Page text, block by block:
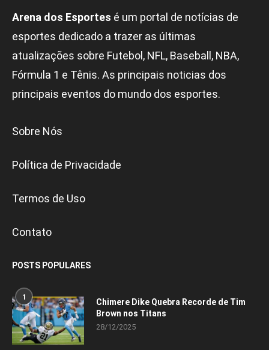
Arena dos Esportes é um portal de notícias de
esportes dedicado a trazer as últimas
atualizações sobre Futebol, NFL, Baseball, NBA,
Fórmula 1 e Tênis. As principais noticias dos
principais eventos do mundo dos esportes.
Sobre Nós
Política de Privacidade
Termos de Uso
Contato
POSTS POPULARES
1
Chimere Dike Quebra Recorde de Tim
Brown nos Titans
28/12/2025